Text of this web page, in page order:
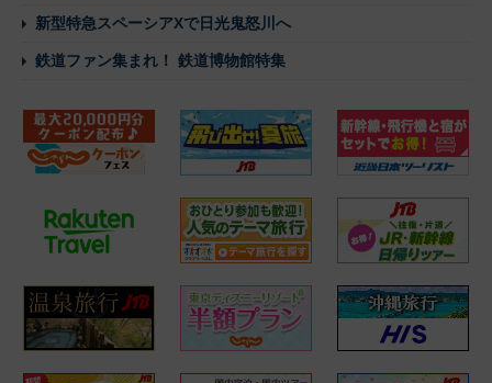
新型特急スペーシアXで日光鬼怒川へ
鉄道ファン集まれ！ 鉄道博物館特集